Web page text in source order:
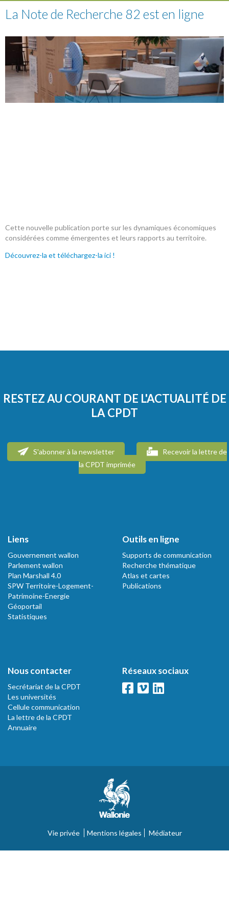
La Note de Recherche 82 est en ligne
Cette nouvelle publication porte sur les dynamiques économiques
considérées comme émergentes et leurs rapports au territoire.
Découvrez-la et téléchargez-la ici !
RESTEZ AU COURANT DE L'ACTUALITÉ DE
LA CPDT
S'abonner à la newsletter
Recevoir la lettre de
la CPDT imprimée
Liens
Gouvernement wallon
Parlement wallon
Plan Marshall 4.0
SPW Territoire-Logement-
Patrimoine-Energie
Géoportail
Statistiques
Outils en ligne
Supports de communication
Recherche thématique
Atlas et cartes
Publications
Nous contacter
Secrétariat de la CPDT
Les universités
Cellule communication
La lettre de la CPDT
Annuaire
Réseaux sociaux
Vie privée Mentions légales Médiateur